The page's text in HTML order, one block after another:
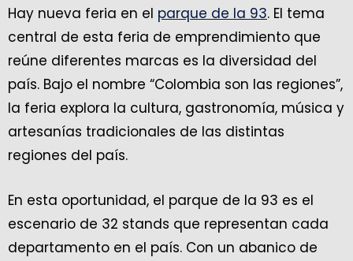
Hay nueva feria en el parque de la 93. El tema
central de esta feria de emprendimiento que
reúne diferentes marcas es la diversidad del
país. Bajo el nombre “Colombia son las regiones”,
la feria explora la cultura, gastronomía, música y
artesanías tradicionales de las distintas
regiones del país.
En esta oportunidad, el parque de la 93 es el
escenario de 32 stands que representan cada
departamento en el país. Con un abanico de